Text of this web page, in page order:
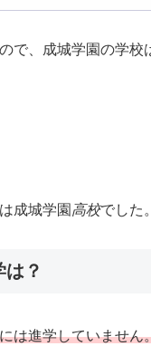
で、成城学園の学校
成城学園 高校でした。
？
は進学していません